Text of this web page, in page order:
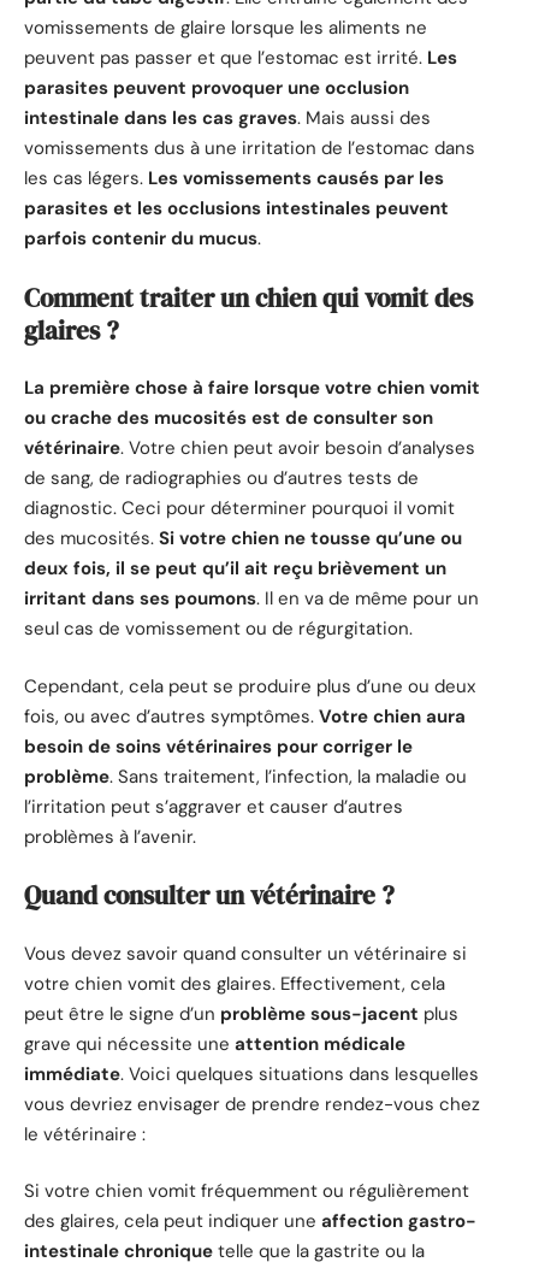
vomissements de glaire lorsque les aliments ne
peuvent pas passer et que l’estomac est irrité. Les
parasites peuvent provoquer une occlusion
intestinale dans les cas graves. Mais aussi des
vomissements dus à une irritation de l’estomac dans
les cas légers. Les vomissements causés par les
parasites et les occlusions intestinales peuvent
parfois contenir du mucus.
Comment traiter un chien qui vomit des
glaires ?
La première chose à faire lorsque votre chien vomit
ou crache des mucosités est de consulter son
vétérinaire. Votre chien peut avoir besoin d’analyses
de sang, de radiographies ou d’autres tests de
diagnostic. Ceci pour déterminer pourquoi il vomit
des mucosités. Si votre chien ne tousse qu’une ou
deux fois, il se peut qu’il ait reçu brièvement un
irritant dans ses poumons. Il en va de même pour un
seul cas de vomissement ou de régurgitation.
Cependant, cela peut se produire plus d’une ou deux
fois, ou avec d’autres symptômes. Votre chien aura
besoin de soins vétérinaires pour corriger le
problème. Sans traitement, l’infection, la maladie ou
l’irritation peut s’aggraver et causer d’autres
problèmes à l’avenir.
Quand consulter un vétérinaire ?
Vous devez savoir quand consulter un vétérinaire si
votre chien vomit des glaires. Effectivement, cela
peut être le signe d’un problème sous-jacent plus
grave qui nécessite une attention médicale
immédiate. Voici quelques situations dans lesquelles
vous devriez envisager de prendre rendez-vous chez
le vétérinaire :
Si votre chien vomit fréquemment ou régulièrement
des glaires, cela peut indiquer une affection gastro-
intestinale chronique telle que la gastrite ou la